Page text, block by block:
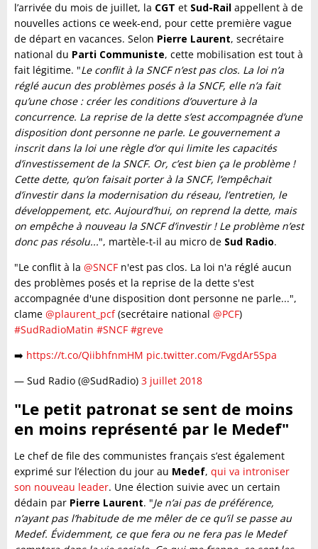
l’arrivée du mois de juillet, la CGT et Sud-Rail appellent à de
nouvelles actions ce week-end, pour cette première vague
de départ en vacances. Selon Pierre Laurent, secrétaire
national du Parti Communiste, cette mobilisation est tout à
fait légitime. "Le conflit à la SNCF n’est pas clos. La loi n’a
réglé aucun des problèmes posés à la SNCF, elle n’a fait
qu’une chose : créer les conditions d’ouverture à la
concurrence. La reprise de la dette s’est accompagnée d’une
disposition dont personne ne parle. Le gouvernement a
inscrit dans la loi une règle d’or qui limite les capacités
d’investissement de la SNCF. Or, c’est bien ça le problème !
Cette dette, qu’on faisait porter à la SNCF, l’empêchait
d’investir dans la modernisation du réseau, l’entretien, le
développement, etc. Aujourd’hui, on reprend la dette, mais
on empêche à nouveau la SNCF d’investir ! Le problème n’est
donc pas résolu...", martèle-t-il au micro de Sud Radio.
"Le conflit à la @SNCF n'est pas clos. La loi n'a réglé aucun
des problèmes posés et la reprise de la dette s'est
accompagnée d'une disposition dont personne ne parle...",
clame @plaurent_pcf(secrétaire national @PCF)
#SudRadioMatin #SNCF #greve
➡️ https://t.co/QiibhfnmHM pic.twitter.com/FvgdAr5Spa
— Sud Radio (@SudRadio) 3 juillet 2018
"Le petit patronat se sent de moins
en moins représenté par le Medef"
Le chef de file des communistes français s’est également
exprimé sur l’élection du jour au Medef, qui va introniser
son nouveau leader. Une élection suivie avec un certain
dédain par Pierre Laurent. "Je n’ai pas de préférence,
n’ayant pas l’habitude de me mêler de ce qu’il se passe au
Medef. Évidemment, ce que fera ou ne fera pas le Medef